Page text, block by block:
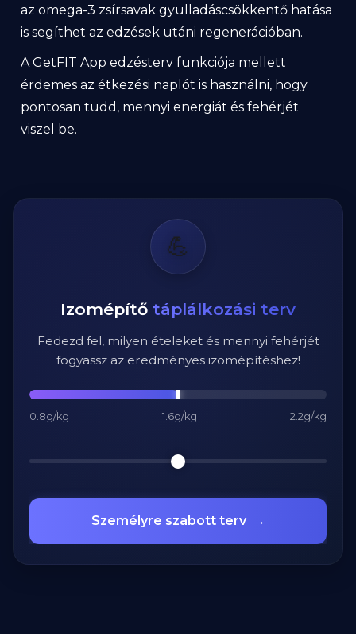
az omega-3 zsírsavak gyulladáscsökkentő hatása
is segíthet az edzések utáni regenerációban.
A GetFIT App edzésterv funkciója mellett
érdemes az étkezési naplót is használni, hogy
pontosan tudd, mennyi energiát és fehérjét
viszel be.
💪
Izomépítő táplálkozási terv
Fedezd fel, milyen ételeket és mennyi fehérjét
fogyassz az eredményes izomépítéshez!
0.8g/kg 1.6g/kg 2.2g/kg
Személyre szabott terv →